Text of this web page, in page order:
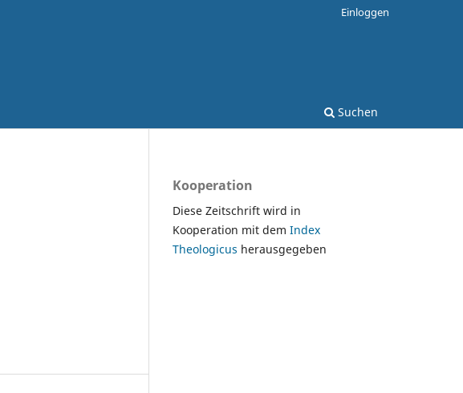
Suchen
Einloggen
Kooperation
Diese Zeitschrift wird in
Kooperation mit dem Index
Theologicus herausgegeben